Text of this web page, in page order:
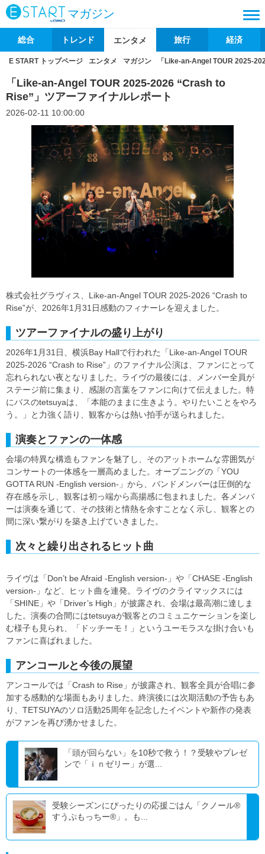
マガジン
総合 トレンド エンタメ 旅行 経済
E START トップページ エンタメ マガジン 「Like-an-Angel TOUR 2025-
「Like-an-Angel TOUR 2025-2026 “Crash to
Rise”」ツアーファイナルレポート
2026-02-11 10:00:00
株式会社グラヴィス、Like-an-Angel TOUR 2025-2026 “Crash to
Rise”が、2026年1月31日感動のフィナーレを迎えました。
ツアーファイナルの盛り上がり
2026年1月31日、横浜Bay Hallで行われた「Like-an-Angel TOUR
2025-2026 “Crash to Rise”」のファイナル公演は、ファンにとって
忘れられない夜となりました。ライヴの最後には、メンバー全員が
ステージ前に集まり、感謝の言葉をファンに向けて伝えました。特
にバスのtetsuyaは、「本能のままに生きよう。やりたいことをやろ
う。」と力強く語り、観客からは熱い拍手が送られました。
演奏とファンの一体感
会場の特異な構造もファンを魅了し、そのアットホームな雰囲気が
コンサートの一体感を一層高めました。オープニングの「YOU
GOTTA RUN -English version-」から、バンドメンバーは圧倒的な
存在感を示し、観客は初っ端から高揚感に包まれました。各メンバ
ーは演奏を通じて、その技術と情熱を余すことなく示し、観客との
間に深い繋がりを築き上げていきました。
次々と繰り出されるヒット曲
ライヴは「Don’t be Afraid -English version-」や「CHASE -English
version-」など、ヒット曲を連発。ライヴのクライマックスには
「SHINE」や「Driver’s High」が披露され、会場は最高潮に達しま
した。演奏の合間にはtetsuyaが観客とのコミュニケーションを楽し
む様子も見られ、「ドッチーモ！」というユーモラスな掛け合いも
ファンに喜ばれました。
アンコールと今後の展望
アンコールでは「Crash to Rise」が披露され、観客全員が合唱に参
加する感動的な場面もありました。終演後には次期活動の予告もあ
り、TETSUYAのソロ活動25周年を記念したイベントや新作の発表
がファンを再び湧かせました。
「頭が回らない」を10秒で救う！？受験やプレゼ
ンで「ｉｎゼリー」が選...
受験シーズンにぴったりの応援ごはん「クノール®
すうぷもっちー®」。も...